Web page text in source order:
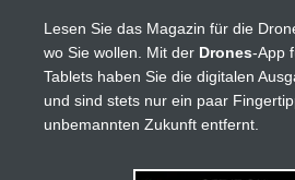
Lesen Sie das Magazin für die
wo Sie wollen. Mit der Drones-App
Tablets haben Sie die digitalen
und sind stets nur ein paar
unbemannten Zukunft entfernt.